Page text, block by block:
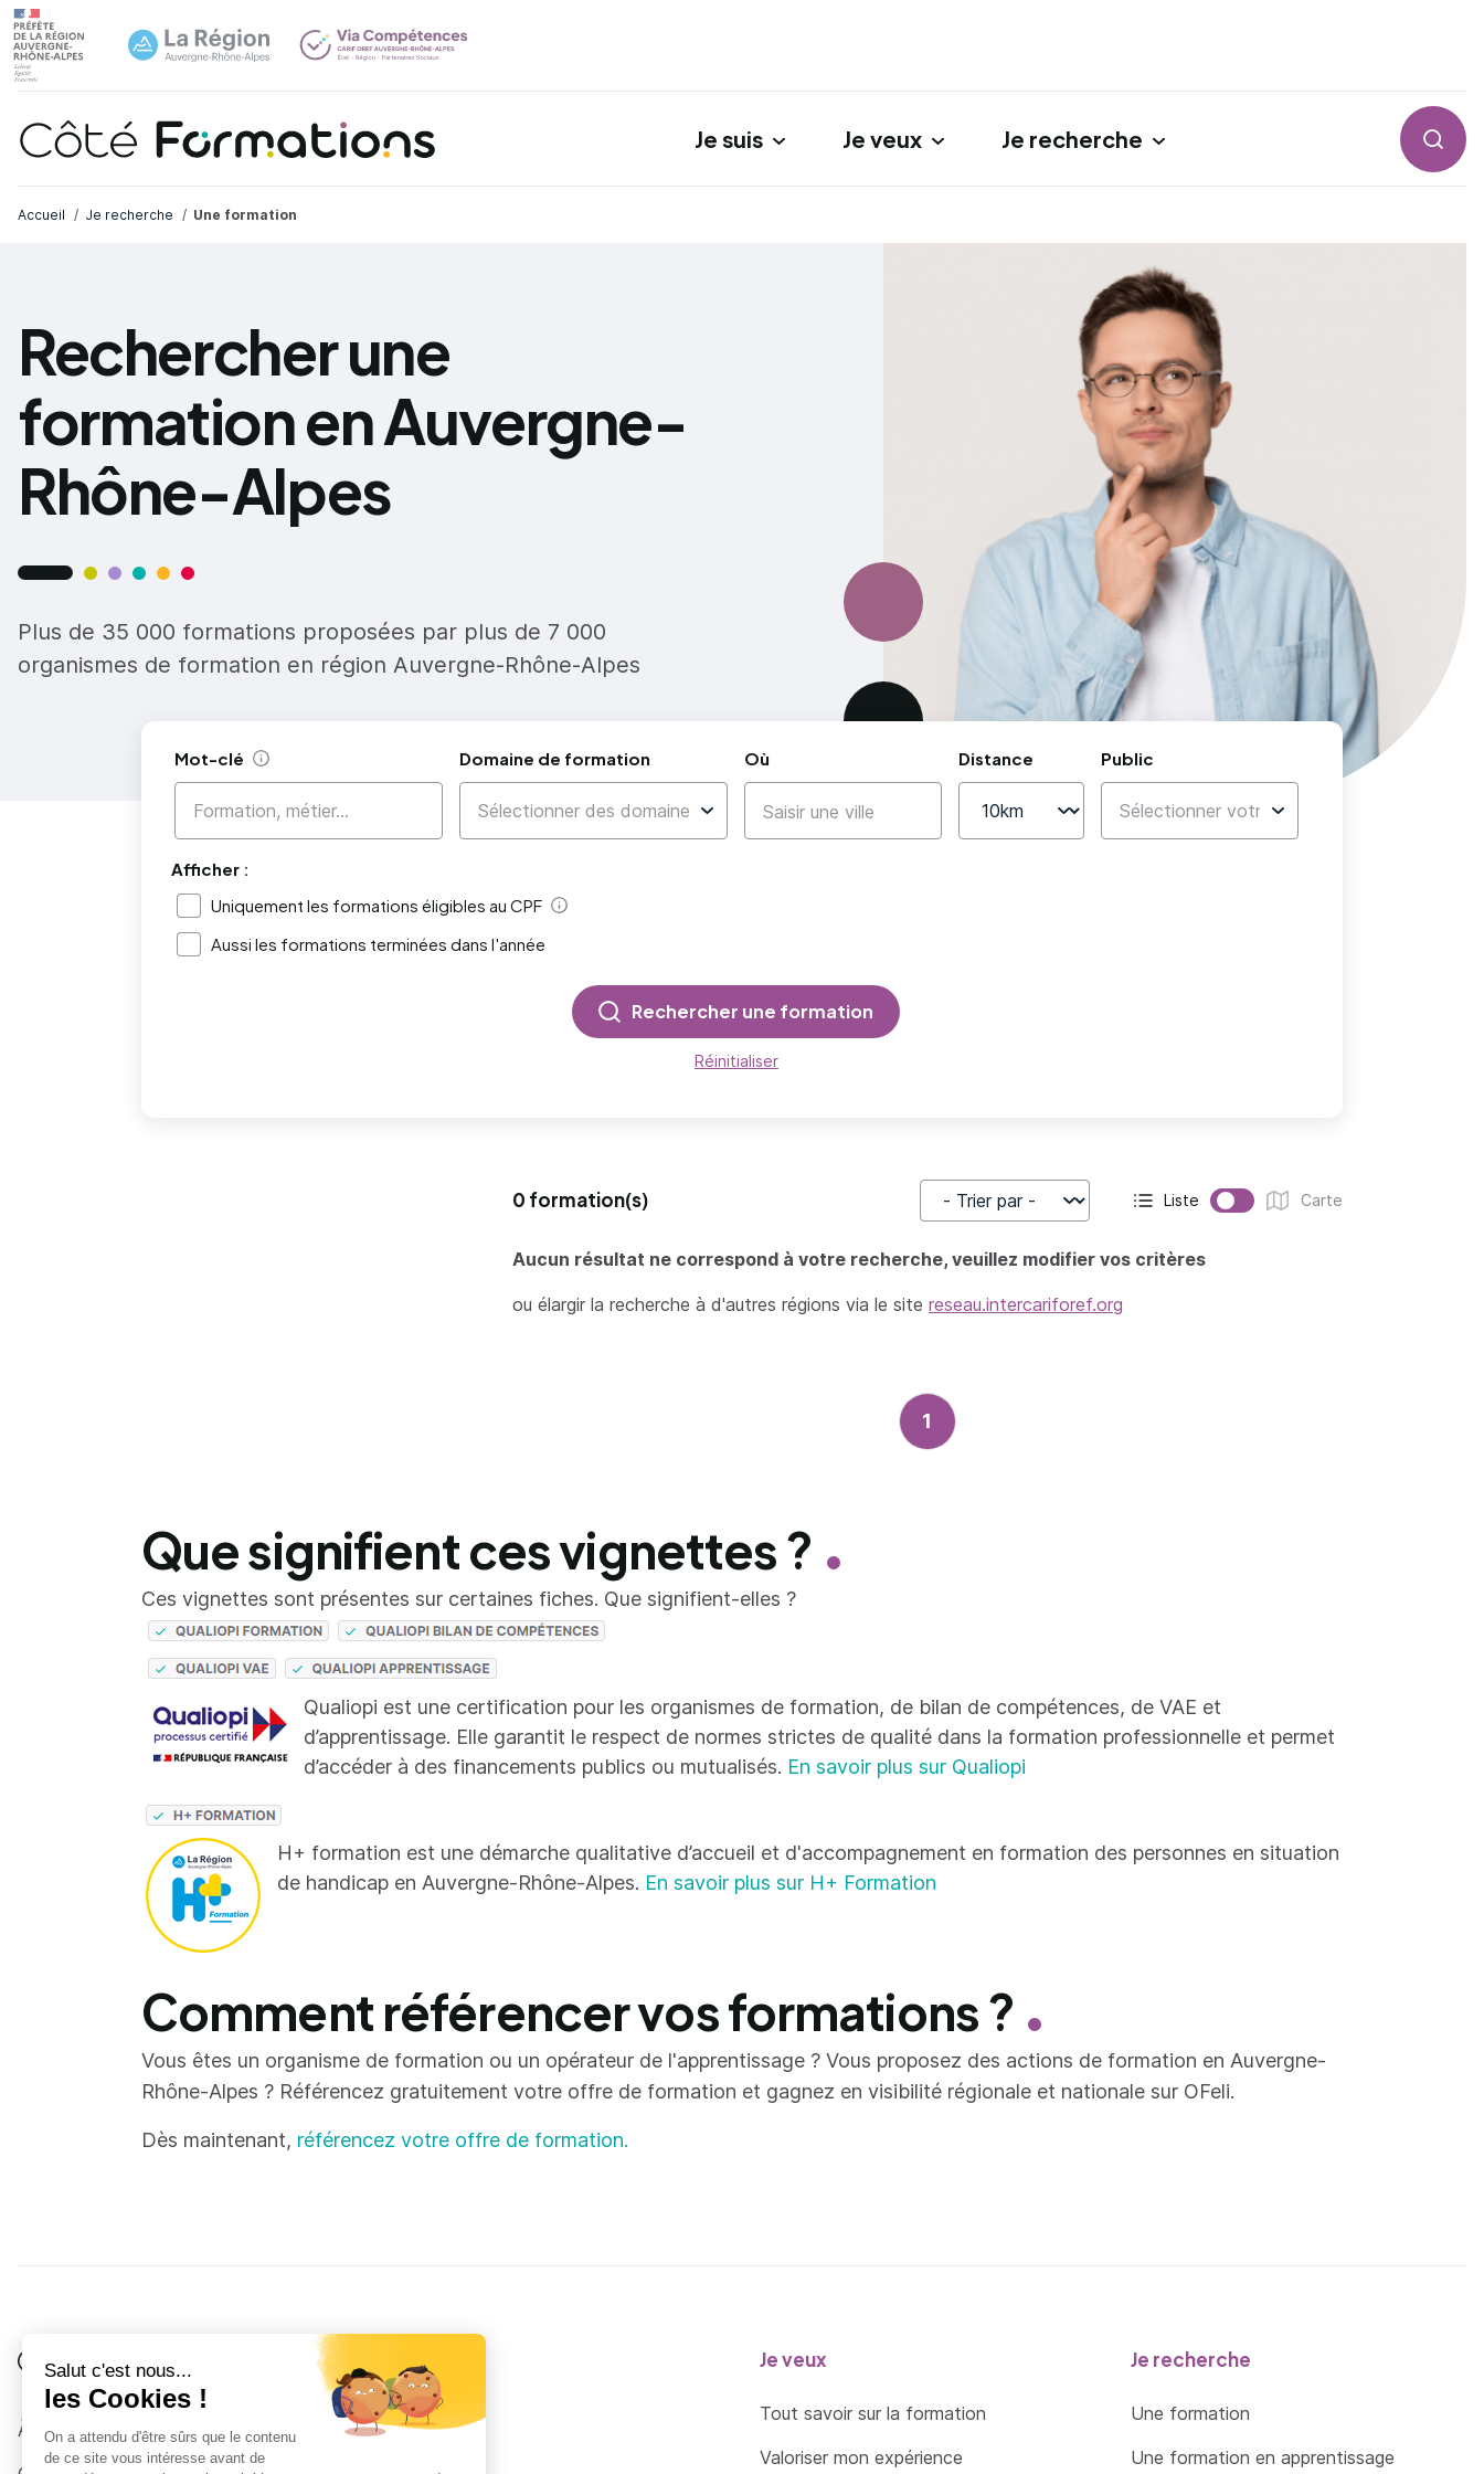
Je suis Je veux Je recherche
Accueil Je recherche Une formation
Rechercher une
formation en Auvergne-
Rhône-Alpes
Plus de 35 000 formations proposées par plus de 7 000
organismes de formation en région Auvergne-Rhône-Alpes
Mot-clé Aide Domaine de formation Où Distance Public
Afficher :
Uniquement les formations éligibles au CPF
Aide
Aussi les formations terminées dans l'année
Rechercher une formation
Réinitialiser
0 formation(s)
Trier par Affichage actif :
Liste
Affichage :
Carte
Aucun résultat ne correspond à votre recherche, veuillez modifier vos critères
ou élargir la recherche à d'autres régions via le site reseau.intercariforef.org
1
Que signifient ces vignettes ?
Ces vignettes sont présentes sur certaines fiches. Que signifient-elles ?
Qualiopi est une certification pour les organismes de formation, de bilan de compétences, de VAE et
d’apprentissage. Elle garantit le respect de normes strictes de qualité dans la formation professionnelle et permet
d’accéder à des financements publics ou mutualisés. En savoir plus sur Qualiopi
H+ formation est une démarche qualitative d’accueil et d'accompagnement en formation des personnes en situation
de handicap en Auvergne-Rhône-Alpes. En savoir plus sur H+ Formation
Comment référencer vos formations ?
Vous êtes un organisme de formation ou un opérateur de l'apprentissage ? Vous proposez des actions de formation en Auvergne-
Rhône-Alpes ? Référencez gratuitement votre offre de formation et gagnez en visibilité régionale et nationale sur OFeli.
Dès maintenant, référencez votre offre de formation.
Côté Formations
À propos
Je suis
Au collège
Je veux
Tout savoir sur la formation
Valoriser mon expérience
Je recherche
Une formation
Une formation en apprentissage